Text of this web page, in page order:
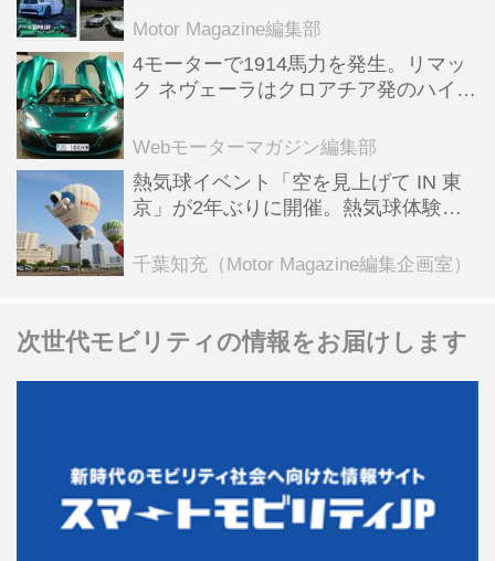
Motor Magazine編集部
4モーターで1914馬力を発生。リマッ
ク ネヴェーラはクロアチア発のハイパ
全版／115】
Webモーターマガジン編集部
熱気球イベント「空を見上げて IN 東
京」が2年ぶりに開催。熱気球体験搭
ンテンツも
千葉知充（Motor Magazine編集企画室）
次世代モビリティの情報をお届けします